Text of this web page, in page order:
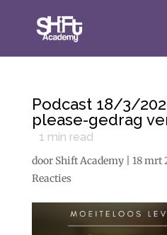
Podcast 18/3/
please-gedrag
1 min read
door Shift Academy| 18 mrt
Reacties